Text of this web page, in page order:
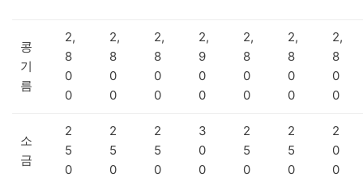
콩
기
름
2,
8
0
0
2,
8
0
0
2,
8
0
0
2,
9
0
0
2,
8
0
0
2,
8
0
0
2,
8
0
0
소
금
2
5
0
2
5
0
2
5
0
3
0
0
2
5
0
2
5
0
2
0
0